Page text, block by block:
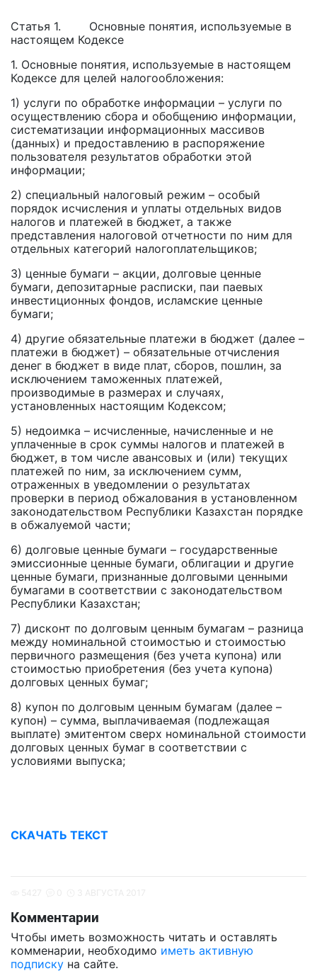
Статья 1. Основные понятия, используемые в
настоящем Кодексе
1. Основные понятия, используемые в настоящем
Кодексе для целей налогообложения:
1) услуги по обработке информации – услуги по
осуществлению сбора и обобщению информации,
систематизации информационных массивов
(данных) и предоставлению в распоряжение
пользователя результатов обработки этой
информации;
2) специальный налоговый режим – особый
порядок исчисления и уплаты отдельных видов
налогов и платежей в бюджет, а также
представления налоговой отчетности по ним для
отдельных категорий налогоплательщиков;
3) ценные бумаги – акции, долговые ценные
бумаги, депозитарные расписки, паи паевых
инвестиционных фондов, исламские ценные
бумаги;
4) другие обязательные платежи в бюджет (далее –
платежи в бюджет) – обязательные отчисления
денег в бюджет в виде плат, сборов, пошлин, за
исключением таможенных платежей,
производимые в размерах и случаях,
установленных настоящим Кодексом;
5) недоимка – исчисленные, начисленные и не
уплаченные в срок суммы налогов и платежей в
бюджет, в том числе авансовых и (или) текущих
платежей по ним, за исключением сумм,
отраженных в уведомлении о результатах
проверки в период обжалования в установленном
законодательством Республики Казахстан порядке
в обжалуемой части;
6) долговые ценные бумаги – государственные
эмиссионные ценные бумаги, облигации и другие
ценные бумаги, признанные долговыми ценными
бумагами в соответствии с законодательством
Республики Казахстан;
7) дисконт по долговым ценным бумагам – разница
между номинальной стоимостью и стоимостью
первичного размещения (без учета купона) или
стоимостью приобретения (без учета купона)
долговых ценных бумаг;
8) купон по долговым ценным бумагам (далее –
купон) – сумма, выплачиваемая (подлежащая
выплате) эмитентом сверх номинальной стоимости
долговых ценных бумаг в соответствии с
условиями выпуска;
СКАЧАТЬ ТЕКСТ
Комментарии
Чтобы иметь возможность читать и оставлять
комменарии, необходимо иметь активную
подписку на сайте.